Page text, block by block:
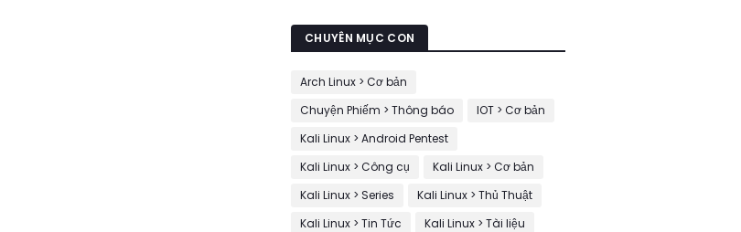
CHUYÊN MỤC CON
Arch Linux > Cơ bản
Chuyện Phiếm > Thông báo
IOT > Cơ bản
Kali Linux > Android Pentest
Kali Linux > Công cụ
Kali Linux > Cơ bản
Kali Linux > Series
Kali Linux > Thủ Thuật
Kali Linux > Tin Tức
Kali Linux > Tài liệu